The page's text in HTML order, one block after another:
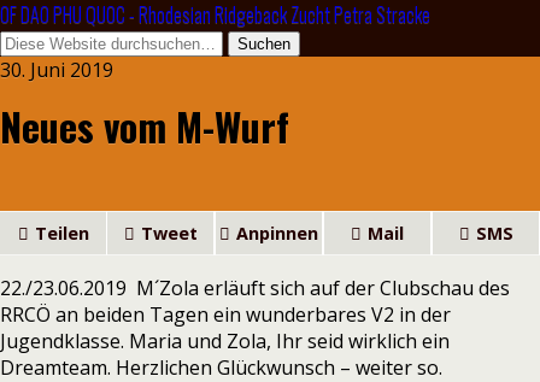
OF DAO PHU QUOC - Rhodesian Ridgeback Zucht Petra Stracke
30. Juni 2019
Neues vom M-Wurf
Teilen Tweet Anpinnen Mail SMS
22./23.06.2019 M´Zola erläuft sich auf der Clubschau des
RRCÖ an beiden Tagen ein wunderbares V2 in der
Jugendklasse. Maria und Zola, Ihr seid wirklich ein
Dreamteam. Herzlichen Glückwunsch – weiter so.